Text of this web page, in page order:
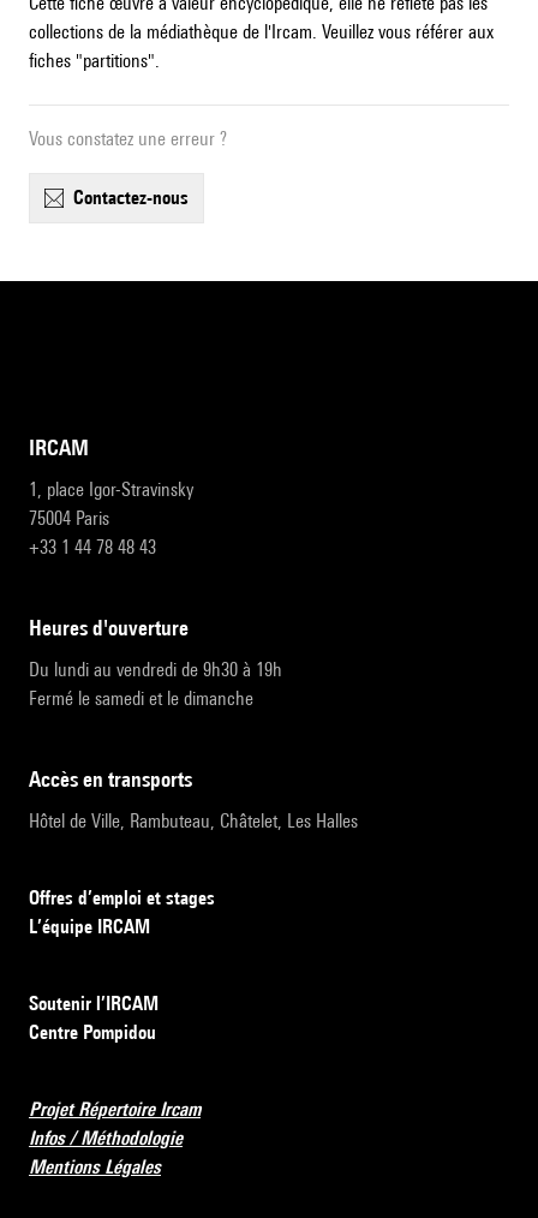
collections de la médiathèque de l'Ircam. Veuillez vous référer aux
fiches "partitions".
Vous constatez une erreur ?
contactez-nous
IRCAM
1, place Igor-Stravinsky
75004 Paris
+33 1 44 78 48 43
heures d'ouverture
Du lundi au vendredi de 9h30 à 19h
Fermé le samedi et le dimanche
accès en transports
Hôtel de Ville, Rambuteau, Châtelet, Les Halles
Offres d’emploi et stages
L’équipe IRCAM
Soutenir l’IRCAM
Centre Pompidou
Projet Répertoire Ircam
Infos / Méthodologie
Mentions Légales